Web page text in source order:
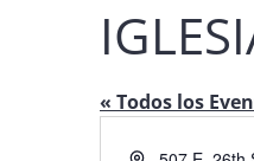
« Todos los